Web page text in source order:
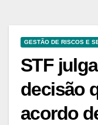
GESTÃO DE RISCOS E
STF
decisão
acordo